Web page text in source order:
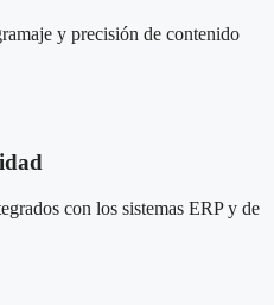
y precisión de contenido
con los sistemas ERP y de